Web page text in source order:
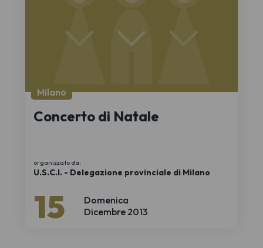
Domenica
15 Dicembre 2013
Milano
Concerto di Natale
organizzato da:
U.S.C.I. - Delegazione provinciale di Milano